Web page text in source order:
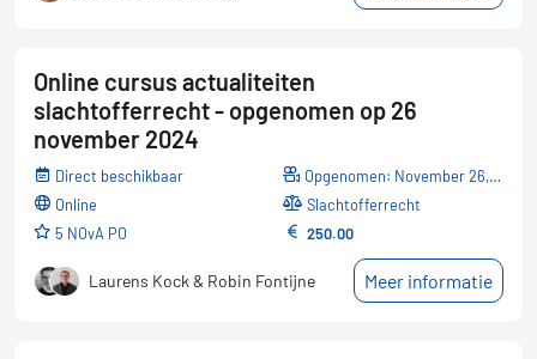
Online cursus actualiteiten
slachtofferrecht - opgenomen op 26
november 2024
Direct beschikbaar
online
5 NOvA PO
Opgenomen: November 26, 2024
Slachtofferrecht
250.00
Laurens Kock & Robin Fontijne Meer informatie